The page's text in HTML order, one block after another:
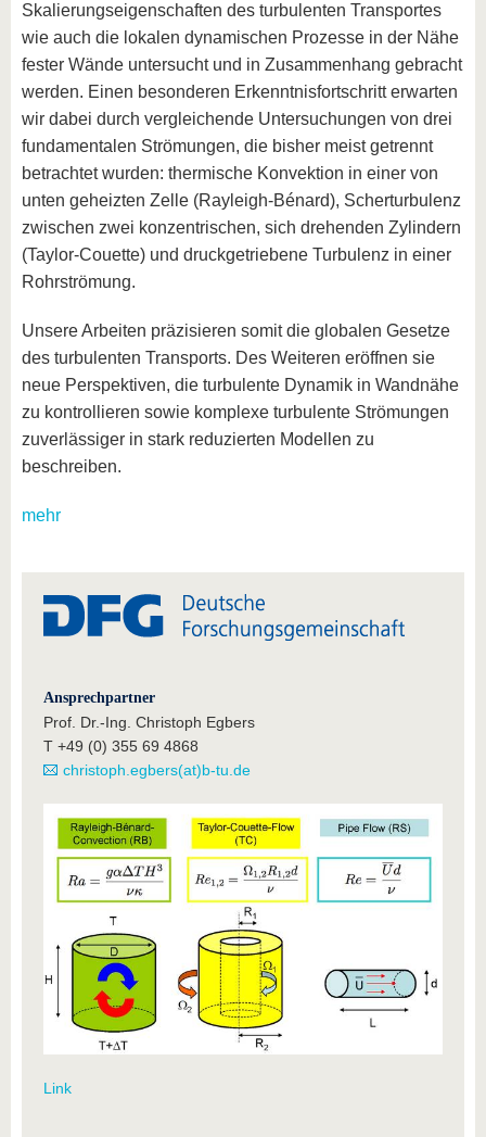
Skalierungseigenschaften des turbulenten Transportes
wie auch die lokalen dynamischen Prozesse in der Nähe
fester Wände untersucht und in Zusammenhang gebracht
werden. Einen besonderen Erkenntnisfortschritt erwarten
wir dabei durch vergleichende Untersuchungen von drei
fundamentalen Strömungen, die bisher meist getrennt
betrachtet wurden: thermische Konvektion in einer von
unten geheizten Zelle (Rayleigh-Bénard), Scherturbulenz
zwischen zwei konzentrischen, sich drehenden Zylindern
(Taylor-Couette) und druckgetriebene Turbulenz in einer
Rohrströmung.
Unsere Arbeiten präzisieren somit die globalen Gesetze
des turbulenten Transports. Des Weiteren eröffnen sie
neue Perspektiven, die turbulente Dynamik in Wandnähe
zu kontrollieren sowie komplexe turbulente Strömungen
zuverlässiger in stark reduzierten Modellen zu
beschreiben.
mehr
Ansprechpartner
Prof. Dr.-Ing. Christoph Egbers
T +49 (0) 355 69 4868
christoph.egbers(at)b-tu.de
Link